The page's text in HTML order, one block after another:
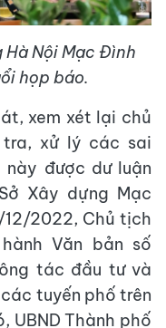
Hà Nội Mạc Đình
họp báo.
xem xét lại chủ
tra, xử lý các sai
này được dư luận
Xây dựng Mạc
2022, Chủ tịch
Văn bản số
tác đầu tư và
tuyến phố trên
UBND Thành phố